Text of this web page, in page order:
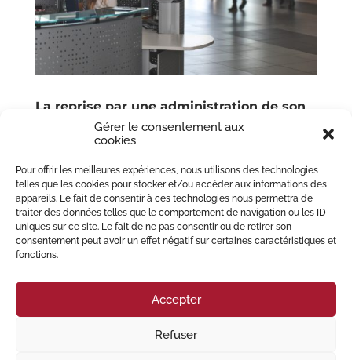
Gérer le consentement aux
cookies
Pour offrir les meilleures expériences, nous utilisons des technologies
telles que les cookies pour stocker et/ou accéder aux informations des
appareils. Le fait de consentir à ces technologies nous permettra de
traiter des données telles que le comportement de navigation ou les ID
uniques sur ce site. Le fait de ne pas consentir ou de retirer son
consentement peut avoir un effet négatif sur certaines caractéristiques et
fonctions.
Accepter
Refuser
La reprise par une administration de son
service public : les conséquences pour le
Collectivité territoriale,Droit administratif,Droit du
travial, Employeur,Fonction publique,Fonction
publique d’Etat, Fonction publique hospitalière
Fonction publique territoriale,Licenciement,procès
Salaire,Salarié,service public
L’article L. 1224-3 du code du travail prévoit que lorsque la personne
© 2023 Migliore Perrey Avocats – Tous droits réservés I